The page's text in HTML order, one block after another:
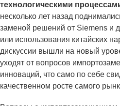
технологическими
несколько лет назад
заменой решений от Siemens и
или использования китайских
дискуссии вышли на новый
уходят от вопросов
инноваций, что само по себе
качественном росте самого